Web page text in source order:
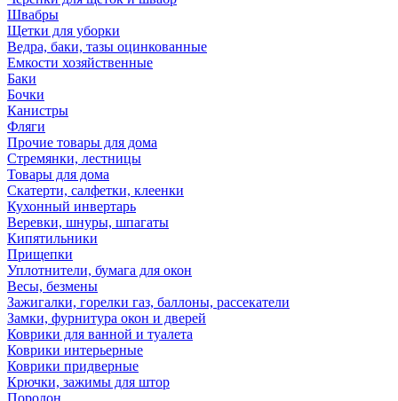
Швабры
Щетки для уборки
Ведра, баки, тазы оцинкованные
Емкости хозяйственные
Баки
Бочки
Канистры
Фляги
Прочие товары для дома
Стремянки, лестницы
Товары для дома
Скатерти, салфетки, клеенки
Кухонный инвертарь
Веревки, шнуры, шпагаты
Кипятильники
Прищепки
Уплотнители, бумага для окон
Весы, безмены
Зажигалки, горелки газ, баллоны, рассекатели
Замки, фурнитура окон и дверей
Коврики для ванной и туалета
Коврики интерьерные
Коврики придверные
Крючки, зажимы для штор
Поролон